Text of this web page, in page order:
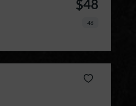
$48
48